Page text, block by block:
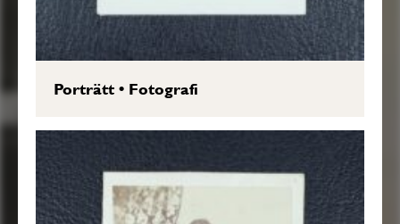
Porträtt• Fotografi